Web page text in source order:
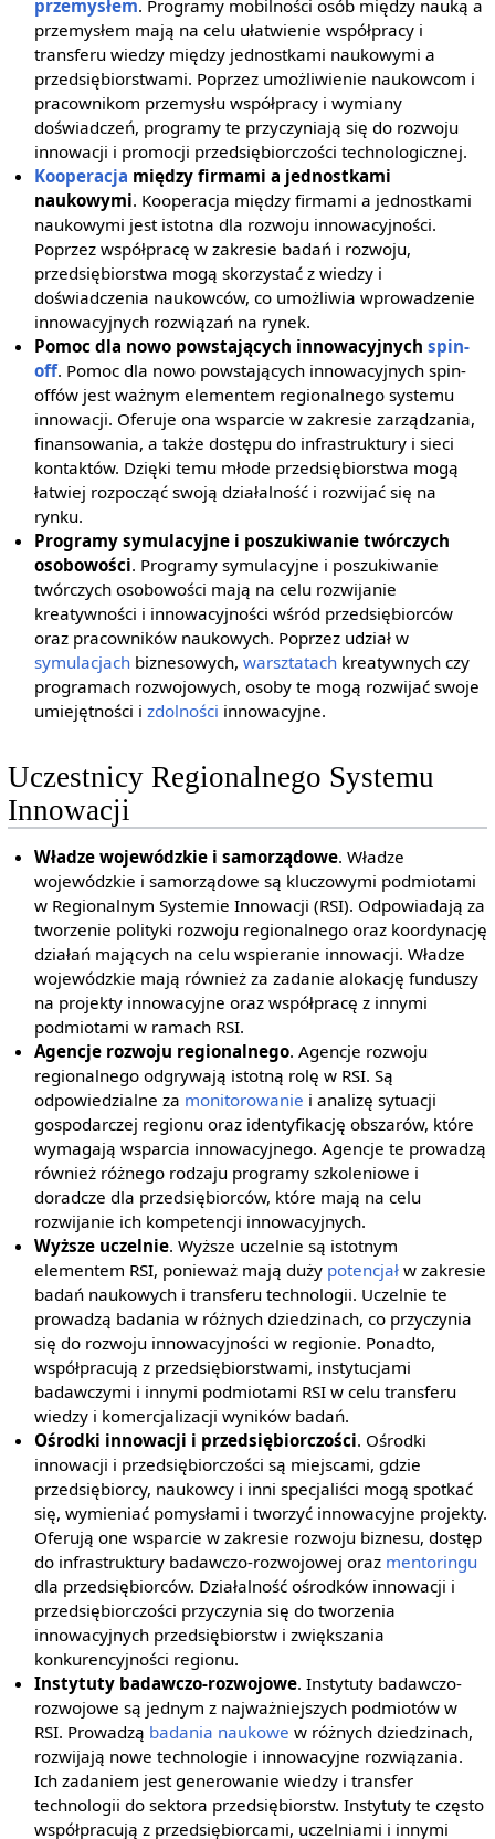
przemysłem. Programy mobilności osób między nauką a
przemysłem mają na celu ułatwienie współpracy i
transferu wiedzy między jednostkami naukowymi a
przedsiębiorstwami. Poprzez umożliwienie naukowcom i
pracownikom przemysłu współpracy i wymiany
doświadczeń, programy te przyczyniają się do rozwoju
innowacji i promocji przedsiębiorczości technologicznej.
Kooperacja między firmami a jednostkami
naukowymi. Kooperacja między firmami a jednostkami
naukowymi jest istotna dla rozwoju innowacyjności.
Poprzez współpracę w zakresie badań i rozwoju,
przedsiębiorstwa mogą skorzystać z wiedzy i
doświadczenia naukowców, co umożliwia wprowadzenie
innowacyjnych rozwiązań na rynek.
Pomoc dla nowo powstających innowacyjnychspin-
off. Pomoc dla nowo powstających innowacyjnych spin-
offów jest ważnym elementem regionalnego systemu
innowacji. Oferuje ona wsparcie w zakresie zarządzania,
finansowania, a także dostępu do infrastruktury i sieci
kontaktów. Dzięki temu młode przedsiębiorstwa mogą
łatwiej rozpocząć swoją działalność i rozwijać się na
rynku.
Programy symulacyjne i poszukiwanie twórczych
osobowości. Programy symulacyjne i poszukiwanie
twórczych osobowości mają na celu rozwijanie
kreatywności i innowacyjności wśród przedsiębiorców
oraz pracowników naukowych. Poprzez udział w
symulacjach biznesowych,warsztatach kreatywnych czy
programach rozwojowych, osoby te mogą rozwijać swoje
umiejętności izdolności innowacyjne.
Uczestnicy Regionalnego Systemu
Innowacji
Władze wojewódzkie i samorządowe. Władze
wojewódzkie i samorządowe są kluczowymi podmiotami
w Regionalnym Systemie Innowacji (RSI). Odpowiadają za
tworzenie polityki rozwoju regionalnego oraz koordynację
działań mających na celu wspieranie innowacji. Władze
wojewódzkie mają również za zadanie alokację funduszy
na projekty innowacyjne oraz współpracę z innymi
podmiotami w ramach RSI.
Agencje rozwoju regionalnego. Agencje rozwoju
regionalnego odgrywają istotną rolę w RSI. Są
odpowiedzialne za monitorowanie i analizę sytuacji
gospodarczej regionu oraz identyfikację obszarów, które
wymagają wsparcia innowacyjnego. Agencje te prowadzą
również różnego rodzaju programy szkoleniowe i
doradcze dla przedsiębiorców, które mają na celu
rozwijanie ich kompetencji innowacyjnych.
Wyższe uczelnie. Wyższe uczelnie są istotnym
elementem RSI, ponieważ mają duży potencjał w zakresie
badań naukowych i transferu technologii. Uczelnie te
prowadzą badania w różnych dziedzinach, co przyczynia
się do rozwoju innowacyjności w regionie. Ponadto,
współpracują z przedsiębiorstwami, instytucjami
badawczymi i innymi podmiotami RSI w celu transferu
wiedzy i komercjalizacji wyników badań.
Ośrodki innowacji i przedsiębiorczości. Ośrodki
innowacji i przedsiębiorczości są miejscami, gdzie
przedsiębiorcy, naukowcy i inni specjaliści mogą spotkać
się, wymieniać pomysłami i tworzyć innowacyjne projekty.
Oferują one wsparcie w zakresie rozwoju biznesu, dostęp
do infrastruktury badawczo-rozwojowej oraz mentoringu
dla przedsiębiorców. Działalność ośrodków innowacji i
przedsiębiorczości przyczynia się do tworzenia
innowacyjnych przedsiębiorstw i zwiększania
konkurencyjności regionu.
Instytuty badawczo-rozwojowe. Instytuty badawczo-
rozwojowe są jednym z najważniejszych podmiotów w
RSI. Prowadzą badania naukowe w różnych dziedzinach,
rozwijają nowe technologie i innowacyjne rozwiązania.
Ich zadaniem jest generowanie wiedzy i transfer
technologii do sektora przedsiębiorstw. Instytuty te często
współpracują z przedsiębiorcami, uczelniami i innymi